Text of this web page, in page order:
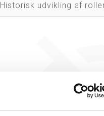
Historisk udvikling af
Limfjordens Skole